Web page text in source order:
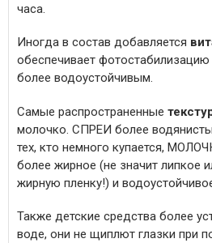
часа.
Иногда в состав добавляется
обеспечивает
более водоустойчивым.
Самые распространенные
молочко. СПРЕИ более
тех, кто немного купается,
более жирное (не значит липкое
жирную пленку!) и
Также детские средства более
воде, они не щиплют глазки при